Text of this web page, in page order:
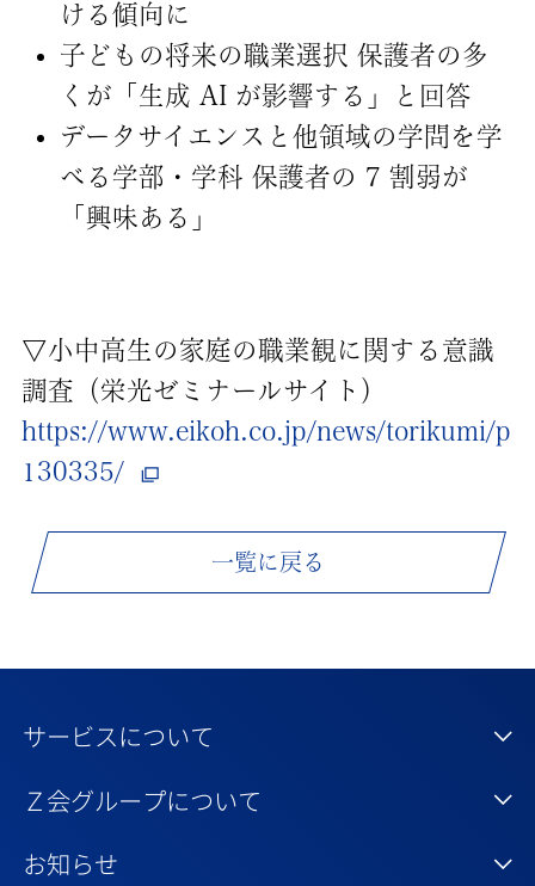
ける傾向に
子どもの将来の職業選択 保護者の多
くが「生成 AI が影響する」と回答
データサイエンスと他領域の学問を学
べる学部・学科 保護者の 7 割弱が
「興味ある」
▽小中高生の家庭の職業観に関する意識
調査（栄光ゼミナールサイト）
https://www.eikoh.co.jp/news/torikumi/p
130335/
一覧に戻る
サービスについて
Ｚ会グループについて
お知らせ